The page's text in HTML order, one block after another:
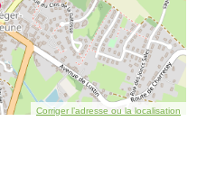
Corriger l’adresse ou la localisation